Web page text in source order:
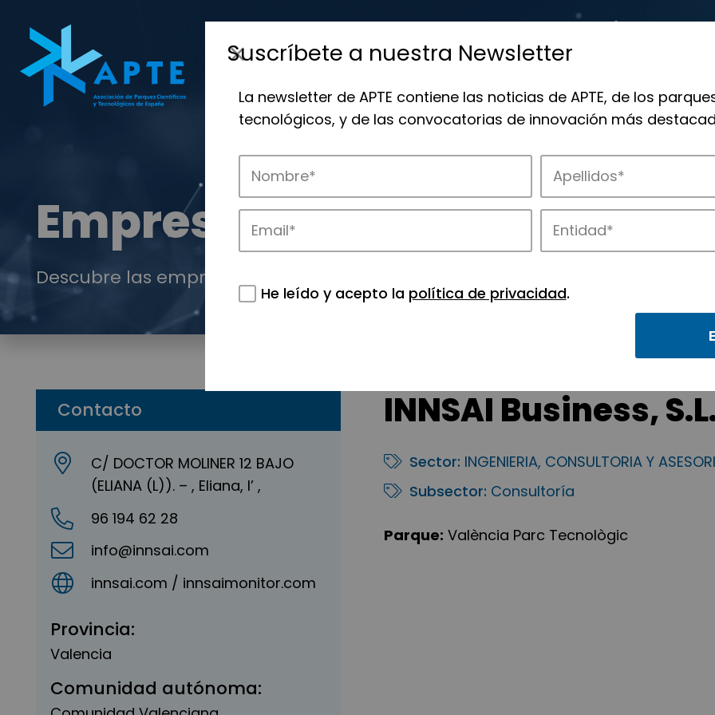
Empresas
Descubre las empresas que impulsan la innovación en los parques de APTE.
Contacto
C/ DOCTOR MOLINER 12 BAJO
(ELIANA (L)). – , Eliana, l’ ,
96 194 62 28
info@innsai.com
innsai.com / innsaimonitor.com
Provincia:
Valencia
Comunidad autónoma:
INNSAI Business,
Sector: INGENIERIA, CONSULTORIA Y
Subsector: Consultoría
Parque: València Parc Tecnològic
Suscríbete a nuestra Newsletter
La newsletter de APTE contiene las noticias de APTE, de los
tecnológicos, y de las convocatorias de innovación más
He leído y acepto la política de privacidad.